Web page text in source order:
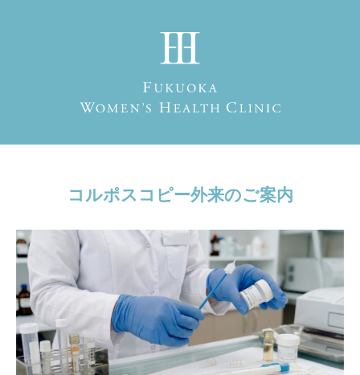
コルポスコピー外来のご案内